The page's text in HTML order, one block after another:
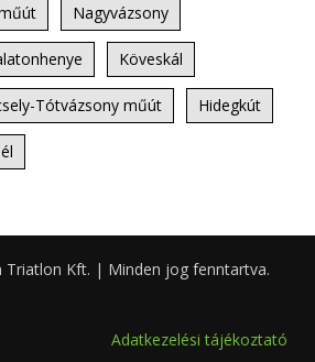
Nagyvázsony
Köveskál
Tótvázsony műút Hidegkút
Kft. | Minden jog fenntartva.
Adatkezelési tájékoztató